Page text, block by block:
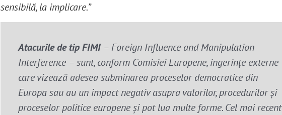
sensibilă, la implicare.”
Atacurile de tip FIMI– Foreign Influence and Manipulation
Interference – sunt, conform Comisiei Europene, ingerințe externe
care vizează adesea subminarea proceselor democratice din
Europa sau au un impact negativ asupra valorilor, procedurilor și
proceselor politice europene și pot lua multe forme.Cel mai recent